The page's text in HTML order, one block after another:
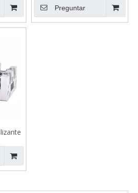
estrecho serie MXH
(rodamientos de
Preguntar